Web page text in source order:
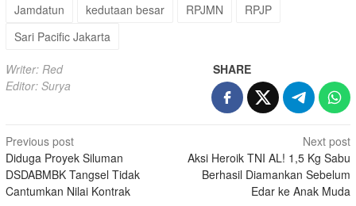
Jamdatun kedutaan besar RPJMN
RPJP
Sari Pacific Jakarta
Writer: Red
Editor: Surya
SHARE
Post
navigation
Previous post
Diduga Proyek Siluman
DSDABMBK Tangsel Tidak
Cantumkan Nilai Kontrak
Next post
Aksi Heroik TNI AL! 1,5 Kg Sabu
Berhasil Diamankan Sebelum
Edar ke Anak Muda